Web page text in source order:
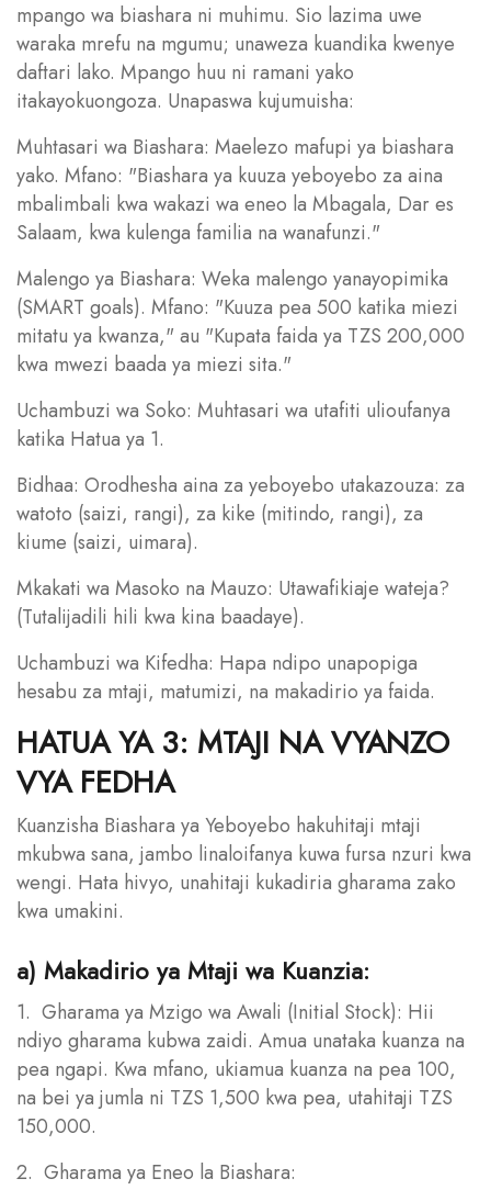
mpango wa biashara ni muhimu. Sio lazima uwe
waraka mrefu na mgumu; unaweza kuandika kwenye
daftari lako. Mpango huu ni ramani yako
itakayokuongoza. Unapaswa kujumuisha:
Muhtasari wa Biashara: Maelezo mafupi ya biashara
yako. Mfano: "Biashara ya kuuza yeboyebo za aina
mbalimbali kwa wakazi wa eneo la Mbagala, Dar es
Salaam, kwa kulenga familia na wanafunzi."
Malengo ya Biashara: Weka malengo yanayopimika
(SMART goals). Mfano: "Kuuza pea 500 katika miezi
mitatu ya kwanza," au "Kupata faida ya TZS 200,000
kwa mwezi baada ya miezi sita."
Uchambuzi wa Soko: Muhtasari wa utafiti ulioufanya
katika Hatua ya 1.
Bidhaa: Orodhesha aina za yeboyebo utakazouza: za
watoto (saizi, rangi), za kike (mitindo, rangi), za
kiume (saizi, uimara).
Mkakati wa Masoko na Mauzo: Utawafikiaje wateja?
(Tutalijadili hili kwa kina baadaye).
Uchambuzi wa Kifedha: Hapa ndipo unapopiga
hesabu za mtaji, matumizi, na makadirio ya faida.
HATUA YA 3: MTAJI NA VYANZO
VYA FEDHA
Kuanzisha Biashara ya Yeboyebo hakuhitaji mtaji
mkubwa sana, jambo linaloifanya kuwa fursa nzuri kwa
wengi. Hata hivyo, unahitaji kukadiria gharama zako
kwa umakini.
a) Makadirio ya Mtaji wa Kuanzia:
1. Gharama ya Mzigo wa Awali (Initial Stock): Hii
ndiyo gharama kubwa zaidi. Amua unataka kuanza na
pea ngapi. Kwa mfano, ukiamua kuanza na pea 100,
na bei ya jumla ni TZS 1,500 kwa pea, utahitaji TZS
150,000.
2. Gharama ya Eneo la Biashara: